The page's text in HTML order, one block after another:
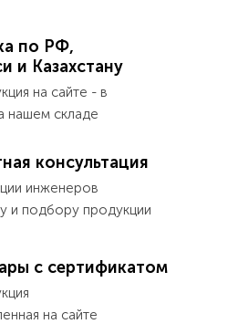
по РФ,
и Казахстану
на сайте - в
нашем складе
консультация
инженеров
и подбору продукции
с сертификатом
на сайте